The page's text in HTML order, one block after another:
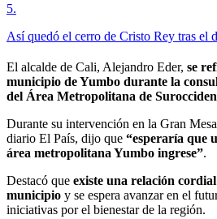
5.
Así quedó el cerro de Cristo Rey tras el
El alcalde de Cali, Alejandro Eder, se
municipio de Yumbo durante la
del Área Metropolitana de
Durante su intervención en la Gran
diario El País, dijo que “esperaría que
área metropolitana Yumbo ingrese”.
Destacó que existe una relación
municipio y se espera avanzar en el
iniciativas por el bienestar de la región.